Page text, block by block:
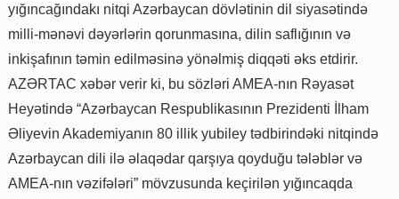
yığıncağındakı nitqi Azərbaycan dövlətinin dil siyasətində
milli-mənəvi dəyərlərin qorunmasına, dilin saflığının və
inkişafının təmin edilməsinə yönəlmiş diqqəti əks etdirir.
AZƏRTAC xəbər verir ki, bu sözləri AMEA-nın Rəyasət
Heyətində “Azərbaycan Respublikasının Prezidenti İlham
Əliyevin Akademiyanın 80 illik yubiley tədbirindəki nitqində
Azərbaycan dili ilə əlaqədar qarşıya qoyduğu tələblər və
AMEA-nın vəzifələri” mövzusunda keçirilən yığıncaqda